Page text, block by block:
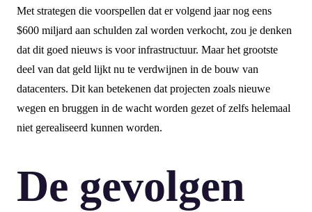
Met strategen die voorspellen dat er volgend jaar nog eens
$600 miljard aan schulden zal worden verkocht, zou je denken
dat dit goed nieuws is voor infrastructuur. Maar het grootste
deel van dat geld lijkt nu te verdwijnen in de bouw van
datacenters. Dit kan betekenen dat projecten zoals nieuwe
wegen en bruggen in de wacht worden gezet of zelfs helemaal
niet gerealiseerd kunnen worden.
De gevolgen